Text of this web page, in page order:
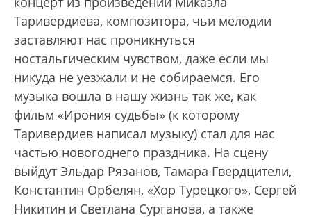
Таривердиева, композитора, чьи мелодии
заставляют нас проникнуться
ностальгическим чувством, даже если мы
никуда не уезжали и не собираемся. Его
музыка вошла в нашу жизнь так же, как
фильм «Ирония судьбы» (к которому
Таривердиев написал музыку) стал для нас
частью новогоднего праздника. На сцену
выйдут Эльдар Рязанов, Тамара Гвердцители,
Константин Орбелян, «Хор Турецкого», Сергей
Никитин и Светлана Сурганова, а также